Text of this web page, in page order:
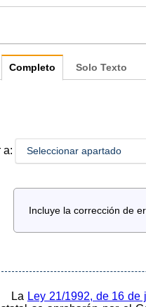
Completo Solo Texto
a: Seleccionar apartado
Incluye la corrección de
La Ley 21/1992, de 16 de